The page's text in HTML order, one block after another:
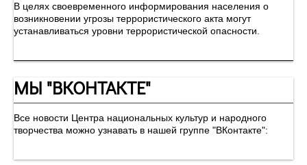
В целях своевременного информирования населения о
возникновении угрозы террористического акта могут
устанавливаться уровни террористической опасности.
МЫ "ВКОНТАКТЕ"
Все новости Центра национальных культур и народного
творчества можно узнавать в нашей группе "ВКонтакте":